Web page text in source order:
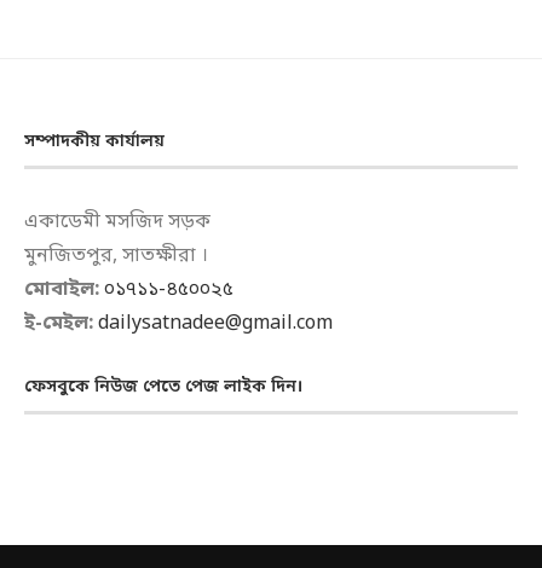
সম্পাদকীয় কার্যালয়
একাডেমী মসজিদ সড়ক
মুনজিতপুর, সাতক্ষীরা ।
মোবাইল:০১৭১১-৪৫০০২৫
ই-মেইল:dailysatnadee@gmail.com
ফেসবুকে নিউজ পেতে পেজ লাইক দিন।